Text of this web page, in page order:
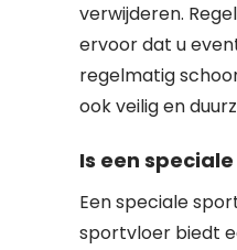
verwijderen.
ervoor dat u
regelmatig
ook veilig en
Is een
Een speciale
sportvloer biedt